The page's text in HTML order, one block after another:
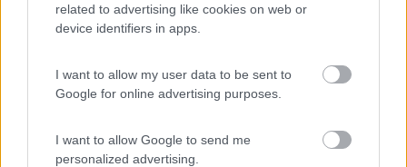
related to advertising like cookies on web or
device identifiers in apps.
I want to allow my user data to be sent to
Google for online advertising purposes.
I want to allow Google to send me
personalized advertising.
Campeggio
0